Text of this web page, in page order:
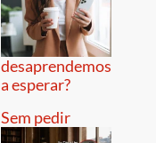
desaprendemos
a esperar?
Sem pedir